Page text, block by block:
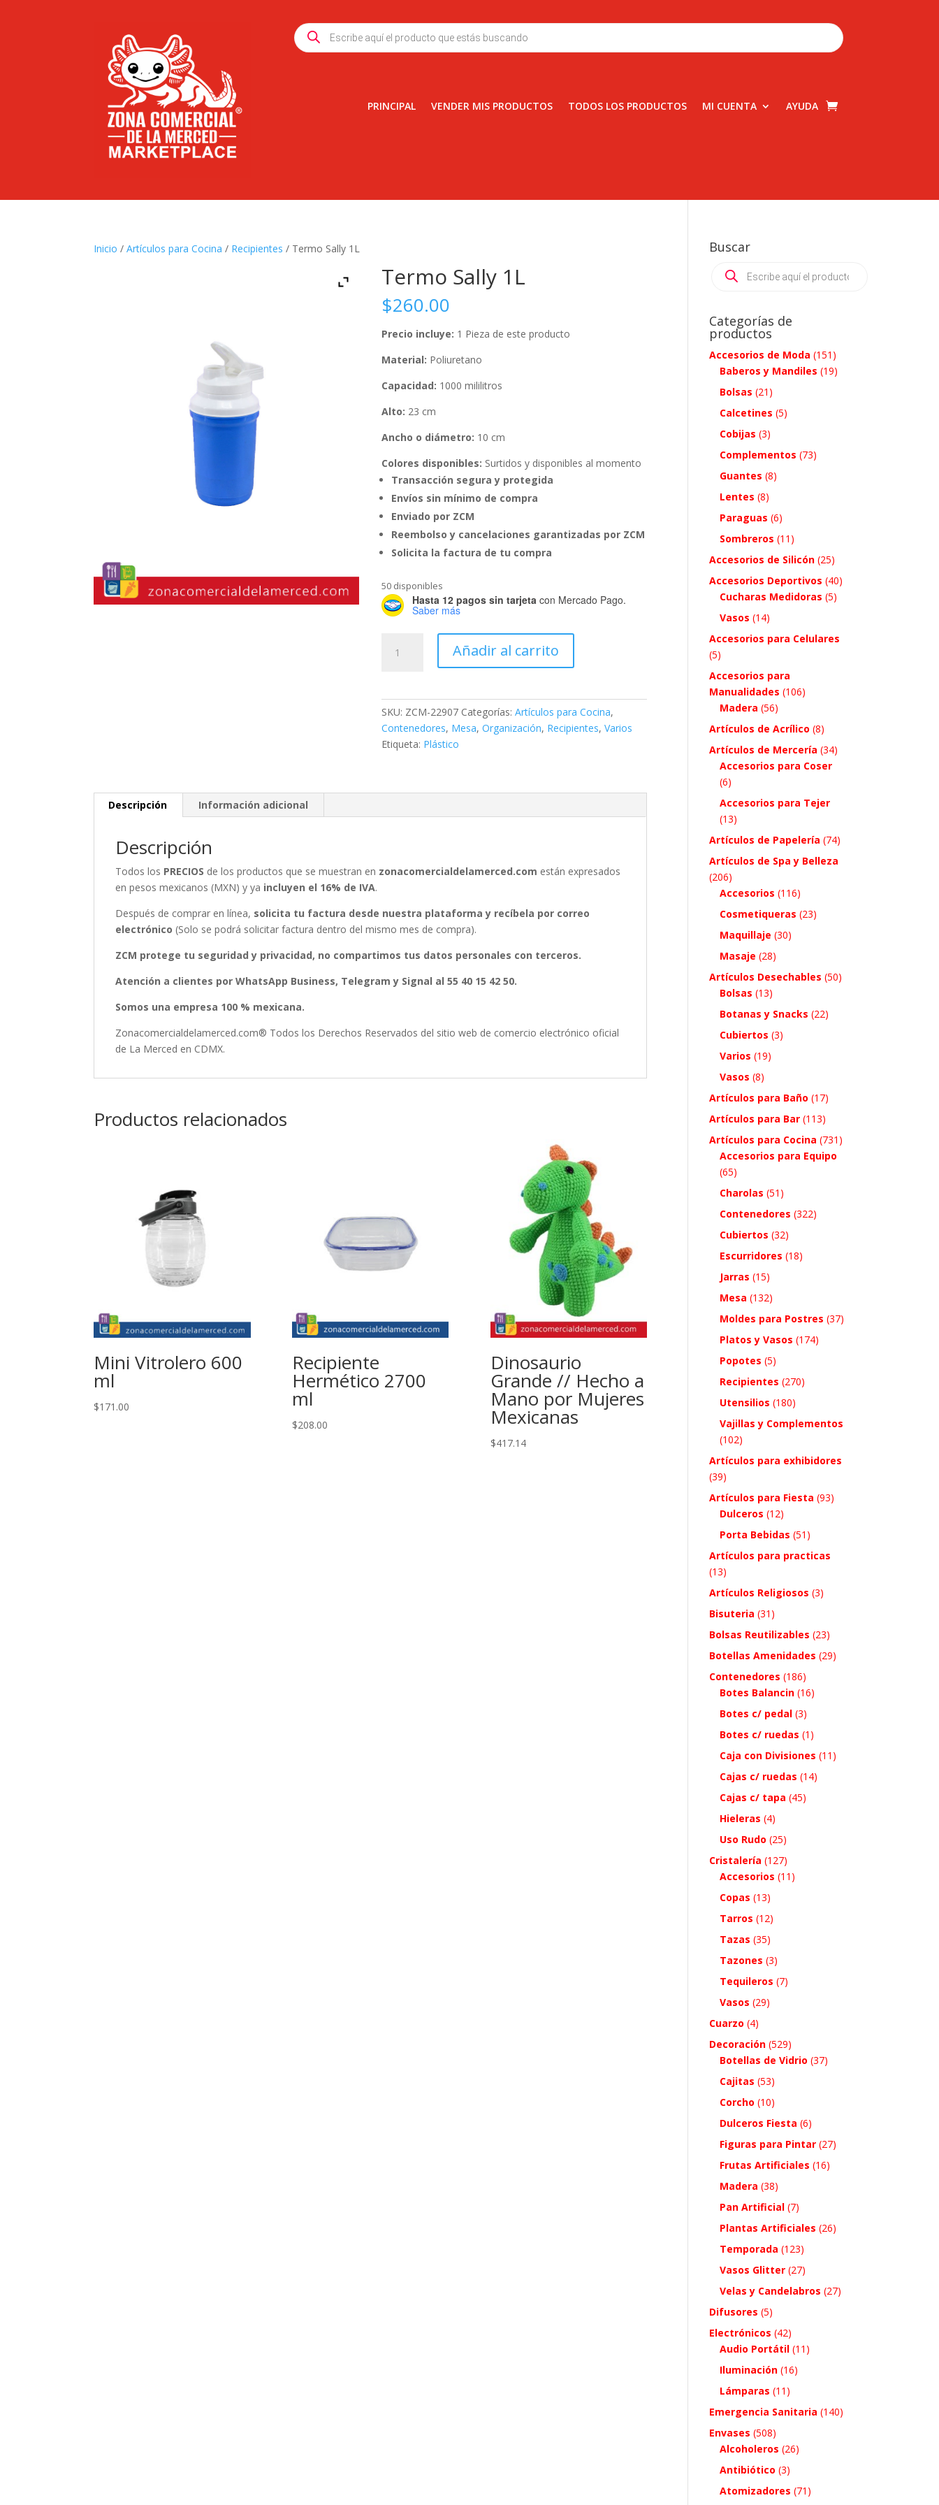
Products
search
PRINCIPAL VENDER MIS PRODUCTOS TODOS LOS PRODUCTOS MI CUENTA AYUDA
Inicio /Artículos para Cocina / Recipientes / Termo Sally 1L
Termo Sally 1L
$260.00
Precio incluye: 1 Pieza de este producto
Material: Poliuretano
Capacidad: 1000 mililitros
Alto: 23 cm
Ancho o diámetro: 10 cm
Colores disponibles: Surtidos y disponibles al momento
Transacción segura y protegida
Envíos sin mínimo de compra
Enviado por ZCM
Reembolso y cancelaciones garantizadas por ZCM
Solicita la factura de tu compra
50 disponibles
Hasta 12 pagos sin tarjeta con Mercado Pago.
Saber más
Sally
Añadir al carrito
SKU: ZCM-22907 Categorías:Artículos para Cocina,
Contenedores, Mesa,Organización, Recipientes,Varios
Etiqueta: Plástico
Descripción Información adicional
Descripción
Todos los PRECIOS de los productos que se muestran en zonacomercialdelamerced.com están expresados
en pesos mexicanos (MXN) y ya incluyen el 16% de IVA.
Después de comprar en línea, solicita tu factura desde nuestra plataforma y recíbela por correo
electrónico (Solo se podrá solicitar factura dentro del mismo mes de compra).
ZCM protege tu seguridad y privacidad, no compartimos tus datos personales con terceros.
Atención a clientes por WhatsApp Business, Telegram y Signal al 55 40 15 42 50.
Somos una empresa 100 % mexicana.
Zonacomercialdelamerced.com® Todos los Derechos Reservados del sitio web de comercio electrónico oficial
de La Merced en CDMX.
Productos relacionados
Mini Vitrolero 600
ml
$171.00
Recipiente
Hermético 2700
ml
$208.00
Dinosaurio
Grande // Hecho a
Mano por Mujeres
Mexicanas
$417.14
Buscar
Products
search
Categorías de
productos
Accesorios de Moda (151)
Baberos y Mandiles (19)
Bolsas (21)
Calcetines (5)
Cobijas (3)
Complementos (73)
Guantes (8)
Lentes (8)
Paraguas (6)
Sombreros (11)
Accesorios de Silicón (25)
Accesorios Deportivos (40)
Cucharas Medidoras (5)
Vasos (14)
Accesorios para Celulares
(5)
Accesorios para
Manualidades (106)
Madera (56)
Artículos de Acrílico (8)
Artículos de Mercería (34)
Accesorios para Coser
(6)
Accesorios para Tejer
(13)
Artículos de Papelería (74)
Artículos de Spa y Belleza
(206)
Accesorios (116)
Cosmetiqueras (23)
Maquillaje (30)
Masaje (28)
Artículos Desechables (50)
Bolsas (13)
Botanas y Snacks (22)
Cubiertos (3)
Varios (19)
Vasos (8)
Artículos para Baño (17)
Artículos para Bar (113)
Artículos para Cocina (731)
Accesorios para Equipo
(65)
Charolas (51)
Contenedores (322)
Cubiertos (32)
Escurridores (18)
Jarras (15)
Mesa (132)
Moldes para Postres (37)
Platos y Vasos (174)
Popotes (5)
Recipientes (270)
Utensilios (180)
Vajillas y Complementos
(102)
Artículos para exhibidores
(39)
Artículos para Fiesta (93)
Dulceros (12)
Porta Bebidas (51)
Artículos para practicas
(13)
Artículos Religiosos (3)
Bisuteria (31)
Bolsas Reutilizables (23)
Botellas Amenidades (29)
Contenedores (186)
Botes Balancin (16)
Botes c/ pedal (3)
Botes c/ ruedas (1)
Caja con Divisiones (11)
Cajas c/ ruedas (14)
Cajas c/ tapa (45)
Hieleras (4)
Uso Rudo (25)
Cristalería (127)
Accesorios (11)
Copas (13)
Tarros (12)
Tazas (35)
Tazones (3)
Tequileros (7)
Vasos (29)
Cuarzo (4)
Decoración (529)
Botellas de Vidrio (37)
Cajitas (53)
Corcho (10)
Dulceros Fiesta (6)
Figuras para Pintar (27)
Frutas Artificiales (16)
Madera (38)
Pan Artificial (7)
Plantas Artificiales (26)
Temporada (123)
Vasos Glitter (27)
Velas y Candelabros (27)
Difusores (5)
Electrónicos (42)
Audio Portátil (11)
Iluminación (16)
Lámparas (11)
Emergencia Sanitaria (140)
Envases (508)
Alcoholeros (26)
Antibiótico (3)
Atomizadores (71)